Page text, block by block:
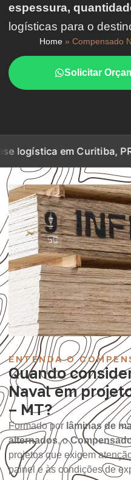
espessura,
logísticas para o
Home » Compensado
Solicitar
Curitiba, PR
ENTENDA O
Quando
Naval em
– MT?
Formado por lâminas de
alternados, o
projetos que exigem
painel e às condições de